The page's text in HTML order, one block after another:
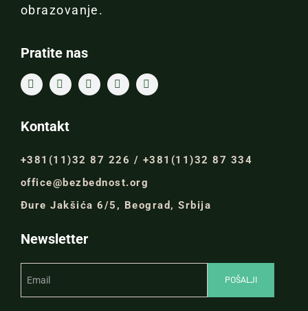
obrazovanje.
Pratite nas
Kontakt
+381(11)32 87 226 / +381(11)32 87 334
office@bezbednost.org
Đure Jakšića 6/5, Beograd, Srbija
Newsletter